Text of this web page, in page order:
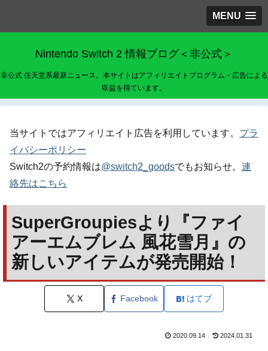
MENU
Nintendo Switch 2 情報ブログ＜非公式＞
非公式 任天堂系最新ニュース。本サイトはアフィリエイトプログラム・広告による
収益を得ています。
当サイトではアフィリエイト広告を利用しています。 プラ
イバシーポリシー
Switch2の予約情報は@switch2_goodsでもお知らせ。 連
絡先はこちら
SuperGroupiesより『ファイ
アーエムブレム 風花雪月』の
新しいアイテムが発売開始！
X Facebook はてブ
2020.09.14 2024.01.31